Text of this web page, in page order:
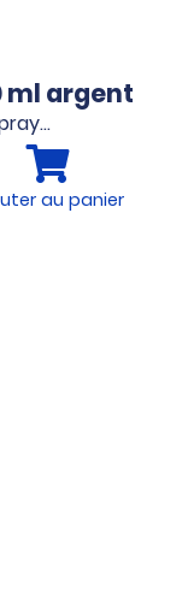
ml argent
au panier